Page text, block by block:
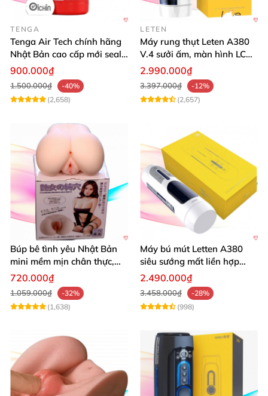
TENGA
Tenga Air Tech chính hãng
Nhật Bản cao cấp mới seal
giá tốt
900.000₫
1.500.000₫
-40%
(2,658)
LETEN
Máy rung thụt Leten A380
V.4 sưởi ấm, màn hình LCD,
cực đã
2.990.000₫
3.397.000₫
-12%
(2,657)
Búp bê tình yêu Nhật Bản
mini mềm mịn chân thực,
mông tròn quyến rũ
720.000₫
1.059.000₫
-32%
(1,638)
Máy bú mút Letten A380
siêu sướng mất liền hợp
chói
2.490.000₫
3.458.000₫
-28%
(998)